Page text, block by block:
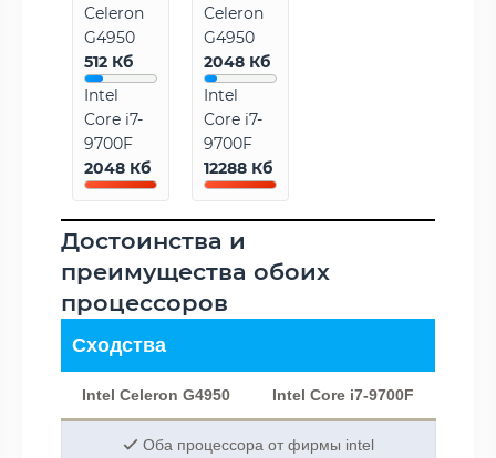
Celeron
G4950
512 Кб
Intel
Core i7-
9700F
2048 Кб
Celeron
G4950
2048 Кб
Intel
Core i7-
9700F
12288 Кб
Достоинства и
преимущества обоих
процессоров
Сходства
Intel Celeron G4950 Intel Core i7-9700F
Оба процессора от фирмы intel